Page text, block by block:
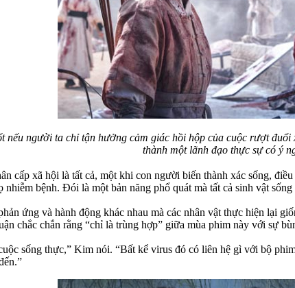
nếu người ta chỉ tận hưởng cảm giác hồi hộp của cuộc rượt
thành một lãnh đạo thực sự có ý
cấp xã hội là tất cả, một khi con người biến thành xác sống,
bệnh. Đói là một bản năng phổ quát mà tất cả sinh vật sống
ứng và hành động khác nhau mà các nhân vật thực hiện lại
chắc chắn rằng “chỉ là trùng hợp” giữa mùa phim này với sự
sống thực,” Kim nói. “Bất kể virus đó có liên hệ gì với bộ